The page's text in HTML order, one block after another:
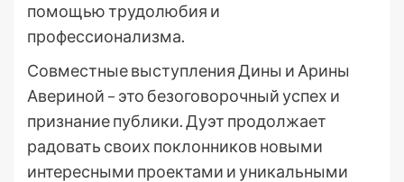
помощью трудолюбия и
профессионализма.
Совместные выступления Дины и Арины
Авериной – это безоговорочный успех и
признание публики. Дуэт продолжает
радовать своих поклонников новыми
интересными проектами и уникальными